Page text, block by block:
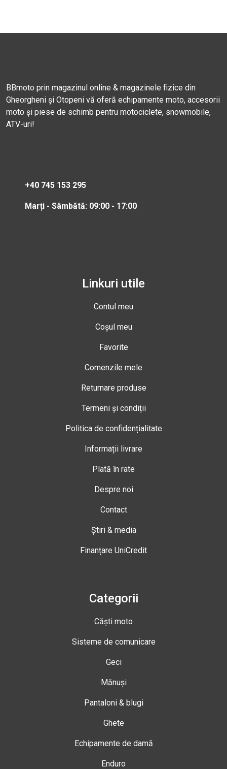
BBmoto prin magazinul online & magazinele fizice din
Gheorgheni și Otopeni vă oferă echipamente moto, accesorii
moto și piese de schimb pentru motociclete, snowmobile,
ATV-uri!
+40 745 153 295
Marți - Sâmbătă: 09:00 - 17:00
Linkuri utile
Contul meu
Coșul meu
Favorite
Comenzile mele
Returnare produse
Termeni și condiții
Politica de confidențialitate
Informații livrare
Plată în rate
Despre noi
Contact
Știri & media
Finanțare UniCredit
Categorii
Căști moto
Sisteme de comunicare
Geci
Mănuși
Pantaloni & blugi
Ghete
Echipamente de damă
Enduro